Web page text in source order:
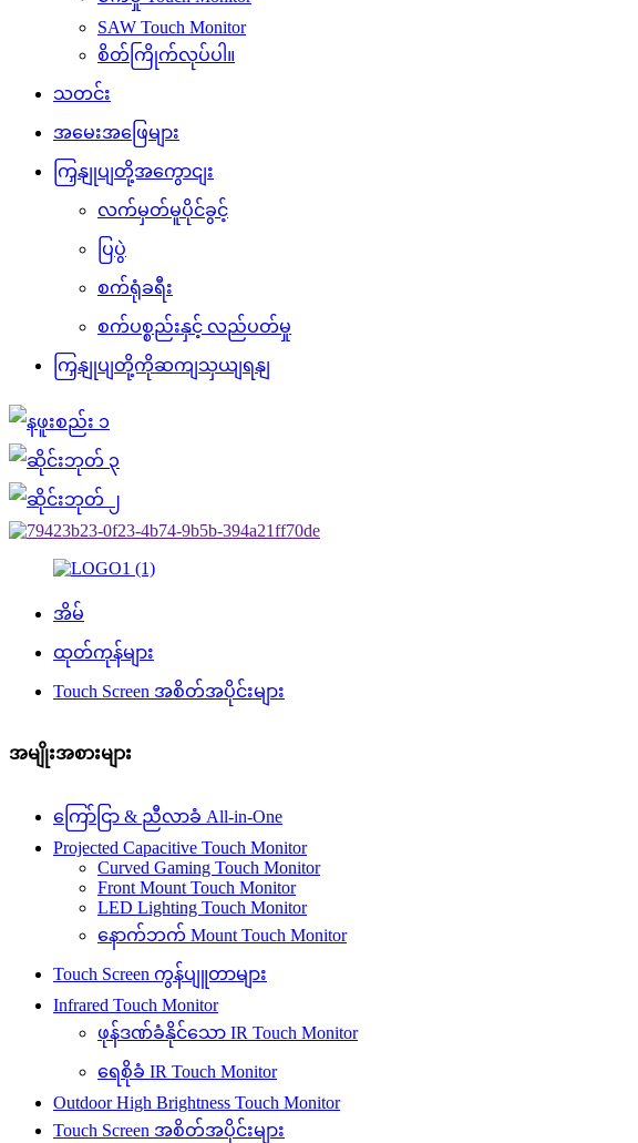
SAW Touch Monitor
စိတ်ကြိုက်လုပ်ပါ။
သတင်း
အမေးအဖြေများ
ကြှနျုပျတို့အကွောငျး
လက်မှတ်မူပိုင်ခွင့်
ပြပွဲ
စက်ရုံခရီး
စက်ပစ္စည်းနှင့် လည်ပတ်မှု
ကြှနျုပျတို့ကိုဆကျသှယျရနျ
အိမ်
ထုတ်ကုန်များ
Touch Screen အစိတ်အပိုင်းများ
အမျိုးအစားများ
ကြော်ငြာ & ညီလာခံ All-in-One
Projected Capacitive Touch Monitor
Curved Gaming Touch Monitor
Front Mount Touch Monitor
LED Lighting Touch Monitor
နောက်ဘက် Mount Touch Monitor
Touch Screen ကွန်ပျူတာများ
Infrared Touch Monitor
ဖုန်ဒဏ်ခံနိုင်သော IR Touch Monitor
ရေစိုခံ IR Touch Monitor
Outdoor High Brightness Touch Monitor
Touch Screen အစိတ်အပိုင်းများ